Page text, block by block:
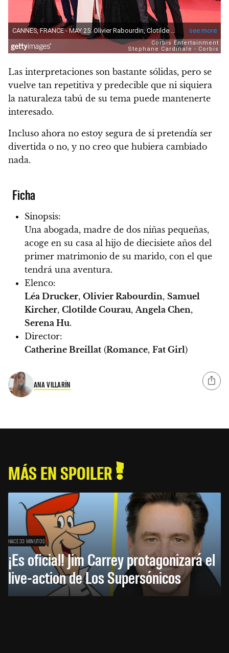
Las interpretaciones son bastante sólidas, pero se
vuelve tan repetitiva y predecible que ni siquiera
la naturaleza tabú de su tema puede mantenerte
interesado.
Incluso ahora no estoy segura de si pretendía ser
divertida o no, y no creo que hubiera cambiado
nada.
Ficha
Sinopsis:
Una abogada, madre de dos niñas pequeñas,
acoge en su casa al hijo de diecisiete años del
primer matrimonio de su marido, con el que
tendrá una aventura.
Elenco:
Léa Drucker, Olivier Rabourdin, Samuel
Kircher, Clotilde Courau, Angela Chen,
Serena Hu.
Director:
Catherine Breillat (Romance, Fat Girl)
ANA VILLARÍN
MÁS EN SPOILER
HACE 33 MINUTOS
¡Es oficial! Jim Carrey protagonizará el
live-action de Los Supersónicos